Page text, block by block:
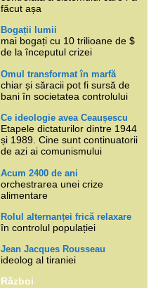
făcut așa
Bogații lumii
mai bogați cu 10 trilioane de $
de la începutul crizei
Omul transformat în marfă
chiar și săracii pot fi sursă de
bani în societatea controlului
Ce ideologie avea Ceaușescu
Etapele dictaturilor dintre 1944
și 1989. Cine sunt continuatorii
de azi ai comunismului
Acum 2400 de ani
orchestrarea unei crize
alimentare
Rolul alternanței frică relaxare
în controlul populației
Jean Jacques Rousseau
ideolog al tiraniei
Război